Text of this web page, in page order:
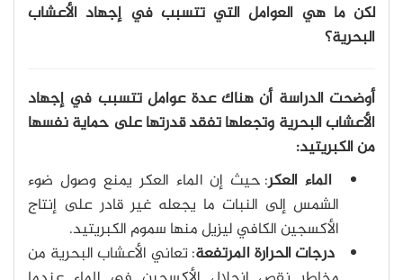
لكن ما هي العوامل التي تتسبب في إجهاد الأعشاب
البحرية؟
أوضحت الدراسة أن هناك عدة عوامل تتسبب في إجهاد
الأعشاب البحرية وتجعلها تفقد قدرتها على حماية نفسها
من الكبريتيد:
الماء العكر: حيث إن الماء العكر يمنع وصول ضوء
الشمس إلى النبات ما يجعله غير قادر على إنتاج
الأكسجين الكافي ليزيل منها سموم الكبريتيد.
درجات الحرارة المرتفعة: تعاني الأعشاب البحرية من